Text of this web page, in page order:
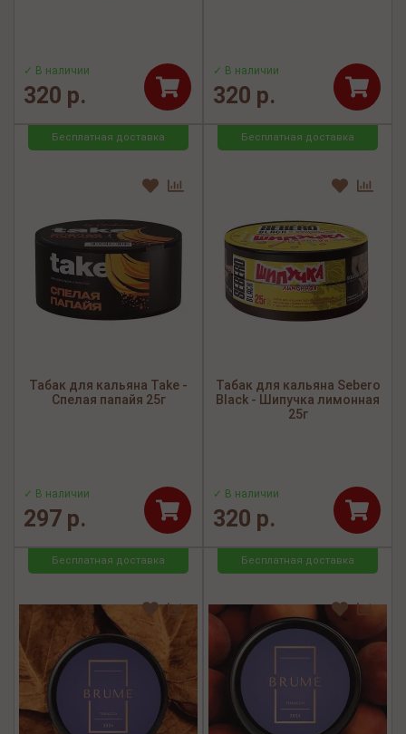
✓ В наличии
320 р.
✓ В наличии
320 р.
Бесплатная доставка
Табак для кальяна Take -
Спелая папайя 25г
✓ В наличии
297 р.
Бесплатная доставка
Табак для кальяна Sebero
Black - Шипучка лимонная
25г
✓ В наличии
320 р.
Бесплатная доставка Бесплатная доставка